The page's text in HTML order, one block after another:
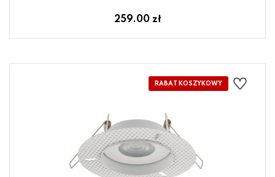
259.00 zł